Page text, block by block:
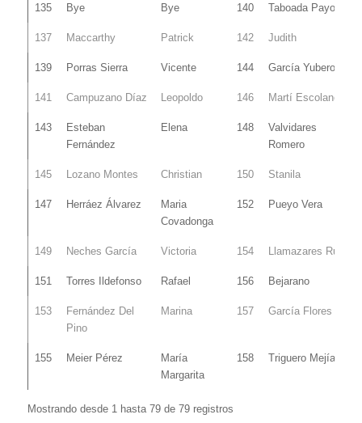
135 Bye Bye 140 Taboada Payo
137 Maccarthy Patrick 142 Judith
139 Porras Sierra Vicente 144 García Yubero
141 Campuzano Díaz Leopoldo 146 Martí Escolano
143
Esteban
Fernández
Elena 148
Valvidares
Romero
145 Lozano Montes Christian 150 Stanila
147 Herráez Álvarez
Maria
Covadonga
152 Pueyo Vera
149 Neches García Victoria 154 Llamazares Ruiz
151 Torres Ildefonso Rafael 156 Bejarano
153
Fernández Del
Pino
Marina 157 García Flores
155 Meier Pérez
María
Margarita
158 Triguero Mejías
Mostrando desde 1 hasta 79 de 79 registros